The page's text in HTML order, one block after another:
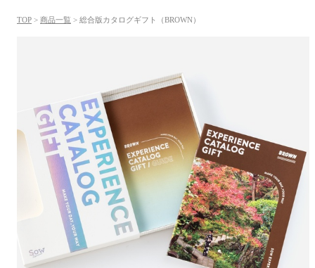
TOP > 商品一覧 > 総合版カタログギフト（BROWN）